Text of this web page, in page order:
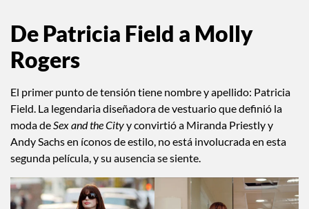
De Patricia Field a Molly
Rogers
El primer punto de tensión tiene nombre y apellido: Patricia
Field. La legendaria diseñadora de vestuario que definió la
moda deSex and the Cityy convirtió a Miranda Priestly y
Andy Sachs en íconos de estilo, no está involucrada en esta
segunda película, y su ausencia se siente.